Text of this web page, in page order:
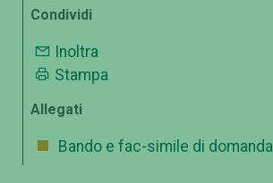
Condividi
Inoltra
Stampa
Allegati
Bando e fac-simile di domanda